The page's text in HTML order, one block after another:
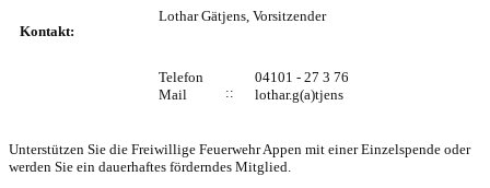
Kontakt:
Lothar Gätjens, Vorsitzender
Telefon
Mail
::
04101 - 27 3 76
lothar.g(a)tjens
Unterstützen Sie die Freiwillige Feuerwehr Appen mit einer Einzelspende oder
werden Sie ein dauerhaftes förderndes Mitglied.